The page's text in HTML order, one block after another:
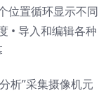
位置循环显示不同
• 导入和编辑各种
析”采集摄像机元